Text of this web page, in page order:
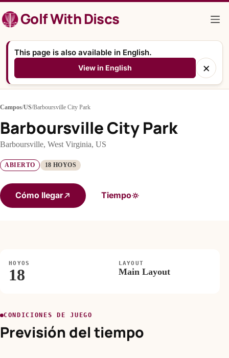
al
contenidoGolf With Discs
This page is also available in English.
View in English ×
Campos/US/Barboursville City Park
Barboursville City Park
Barboursville, West Virginia, US
ABIERTO 18 HOYOS
Cómo llegar Tiempo
HOYOS
18
LAYOUT
Main Layout
CONDICIONES DE JUEGO
Previsión del tiempo